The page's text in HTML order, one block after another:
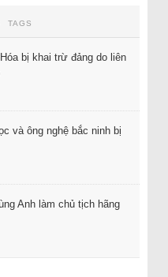
TAGS
bị khai trừ đảng do liên
và ông nghệ bắc ninh bị
Anh làm chủ tịch hãng